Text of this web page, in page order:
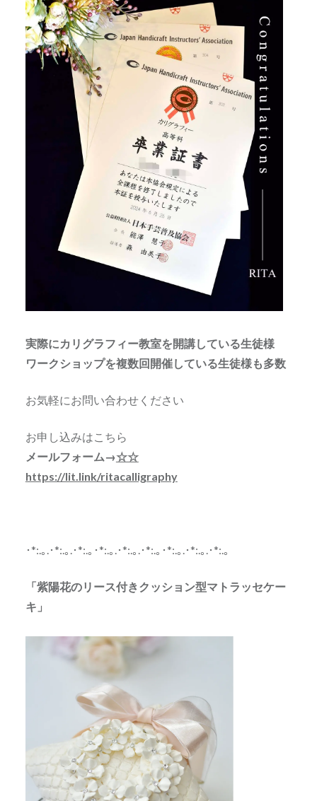
実際にカリグラフィー教室を開講している生徒様
ワークショップを複数回開催している生徒様も多数
お気軽にお問い合わせください
お申し込みはこちら
メールフォーム→☆☆
https://lit.link/ritacalligraphy
･*:.｡.･*:.｡.･*:.｡･*:.｡.･*:.｡.･*:.｡･*:.｡.･*:.｡.･*:.｡
「紫陽花のリース付きクッション型マトラッセケー
キ」